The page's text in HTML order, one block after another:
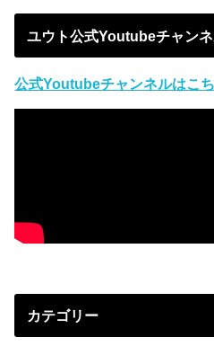
ユウト公式Youtubeチャン
公式Youtubeチャンネルはこ
カテゴリー